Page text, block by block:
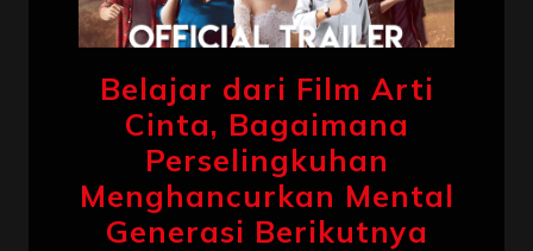
Belajar dari Film Arti
Cinta, Bagaimana
Perselingkuhan
Menghancurkan Mental
Generasi Berikutnya